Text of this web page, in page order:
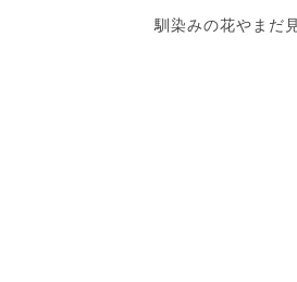
馴染みの花やまだ